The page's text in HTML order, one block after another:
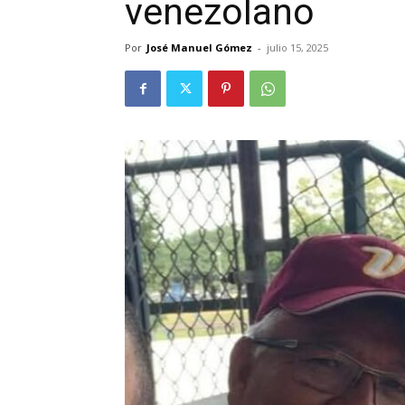
venezolano
Por José Manuel Gómez - julio 15, 2025